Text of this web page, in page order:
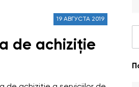
19 АВГУСТА 2019